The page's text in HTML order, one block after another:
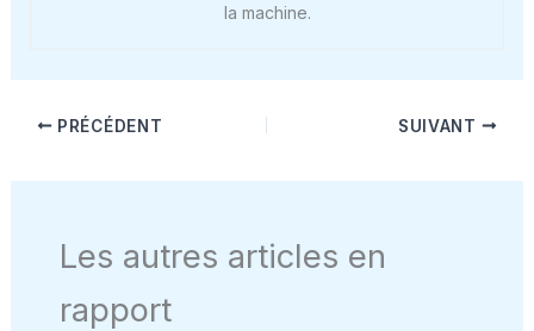
la machine.
PRÉCÉDENT SUIVANT
Les autres articles en
rapport